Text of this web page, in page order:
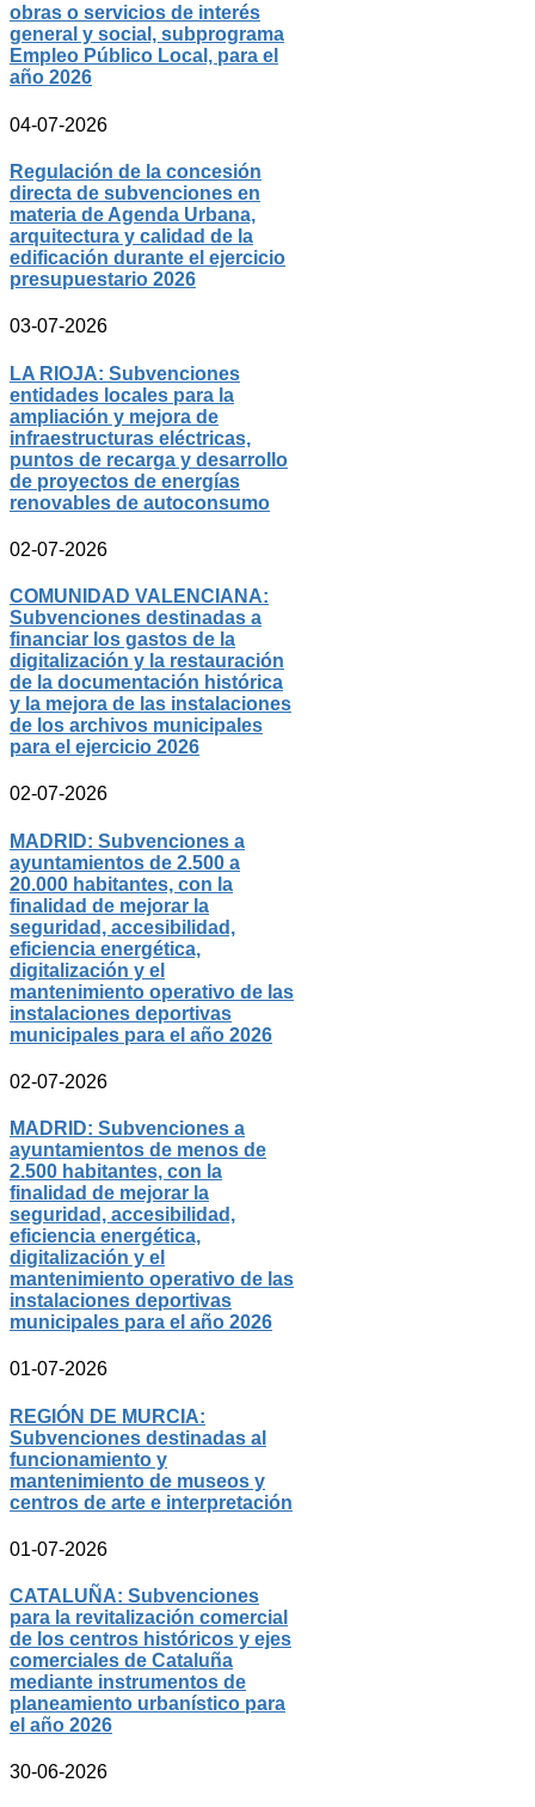
obras o servicios de interés
general y social, subprograma
Empleo Público Local, para el
año 2026
04-07-2026
Regulación de la concesión
directa de subvenciones en
materia de Agenda Urbana,
arquitectura y calidad de la
edificación durante el ejercicio
presupuestario 2026
03-07-2026
LA RIOJA: Subvenciones
entidades locales para la
ampliación y mejora de
infraestructuras eléctricas,
puntos de recarga y desarrollo
de proyectos de energías
renovables de autoconsumo
02-07-2026
COMUNIDAD VALENCIANA:
Subvenciones destinadas a
financiar los gastos de la
digitalización y la restauración
de la documentación histórica
y la mejora de las instalaciones
de los archivos municipales
para el ejercicio 2026
02-07-2026
MADRID: Subvenciones a
ayuntamientos de 2.500 a
20.000 habitantes, con la
finalidad de mejorar la
seguridad, accesibilidad,
eficiencia energética,
digitalización y el
mantenimiento operativo de las
instalaciones deportivas
municipales para el año 2026
02-07-2026
MADRID: Subvenciones a
ayuntamientos de menos de
2.500 habitantes, con la
finalidad de mejorar la
seguridad, accesibilidad,
eficiencia energética,
digitalización y el
mantenimiento operativo de las
instalaciones deportivas
municipales para el año 2026
01-07-2026
REGIÓN DE MURCIA:
Subvenciones destinadas al
funcionamiento y
mantenimiento de museos y
centros de arte e interpretación
01-07-2026
CATALUÑA: Subvenciones
para la revitalización comercial
de los centros históricos y ejes
comerciales de Cataluña
mediante instrumentos de
planeamiento urbanístico para
el año 2026
30-06-2026